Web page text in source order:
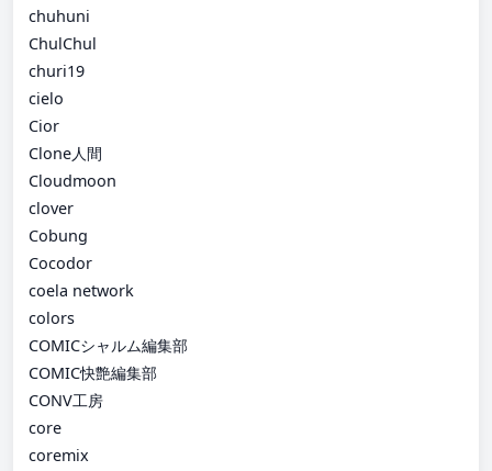
chuhuni
ChulChul
churi19
cielo
Cior
Clone人間
Cloudmoon
clover
Cobung
Cocodor
coela network
colors
COMICシャルム編集部
COMIC快艶編集部
CONV工房
core
coremix